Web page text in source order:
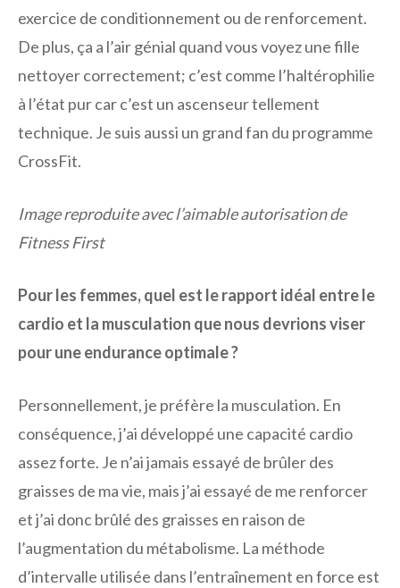
exercice de conditionnement ou de renforcement.
De plus, ça a l’air génial quand vous voyez une fille
nettoyer correctement; c’est comme l’haltérophilie
à l’état pur car c’est un ascenseur tellement
technique. Je suis aussi un grand fan du programme
CrossFit.
Image reproduite avec l’aimable autorisation de
Fitness First
Pour les femmes, quel est le rapport idéal entre le
cardio et la musculation que nous devrions viser
pour une endurance optimale ?
Personnellement, je préfère la musculation. En
conséquence, j’ai développé une capacité cardio
assez forte. Je n’ai jamais essayé de brûler des
graisses de ma vie, mais j’ai essayé de me renforcer
et j’ai donc brûlé des graisses en raison de
l’augmentation du métabolisme. La méthode
d’intervalle utilisée dans l’entraînement en force est